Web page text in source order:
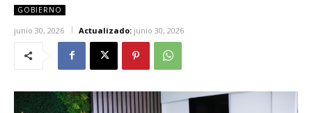
GOBIERNO
junio 30, 2026 Actualizado: junio 30, 2026